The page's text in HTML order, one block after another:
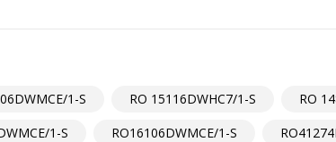
1-S RO 15116DWHC7/1-S
RO
1-S RO16106DWMCE/1-S